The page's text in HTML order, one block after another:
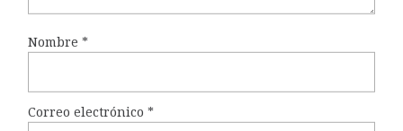
Nombre *
Correo electrónico *